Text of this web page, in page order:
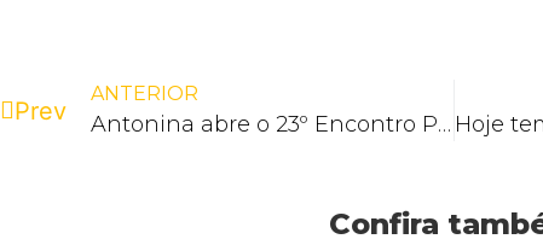
Prev
ANTERIOR
Antonina abre o 23º Encontro Paranaense de Veículos Especiais com celebração à cultura, ao turismo e ao automobilismo
Confira